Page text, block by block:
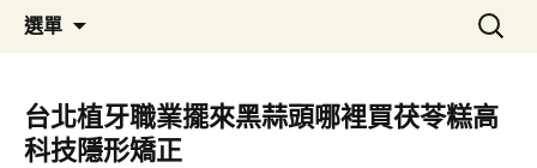
選單
容
區
搜
尋
鍵
字:
台北植牙職業擺來黑蒜頭哪裡買茯苓糕高
科技隱形矯正